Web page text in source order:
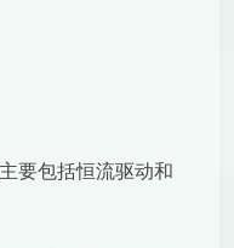
要包括恒流驱动和